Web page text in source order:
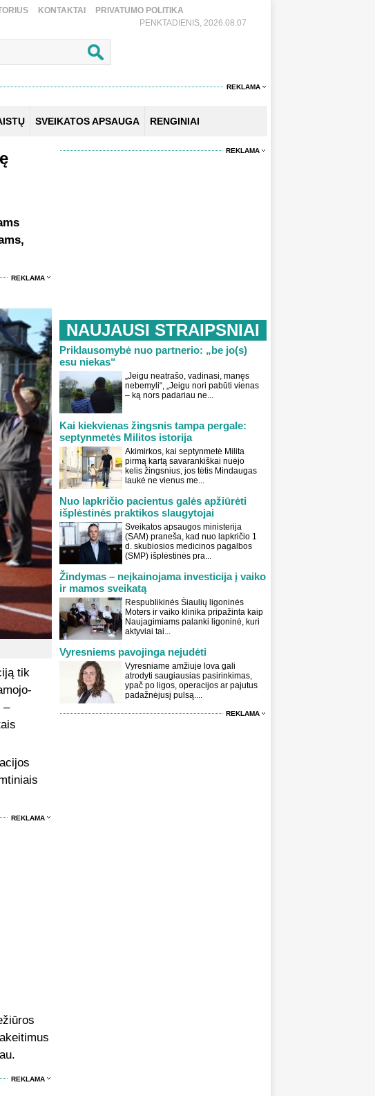
KONTAKTAI
PRIVATUMO POLITIKA
PENKTADIENIS, 2026.08.07
REKLAMA
SVEIKATOS APSAUGA RENGINIAI
REKLAMA
tik
–
REKLAMA
REKLAMA
REKLAMA
NAUJAUSI STRAIPSNIAI
Priklausomybė nuo partnerio: „be jo(s)
esu niekas“
„Jeigu neatrašo, vadinasi, manęs
nebemyli“, „Jeigu nori pabūti vienas
– ką nors padariau ne...
Kai kiekvienas žingsnis tampa pergale:
septynmetės Militos istorija
Akimirkos, kai septynmetė Milita
pirmą kartą savarankiškai nuėjo
kelis žingsnius, jos tėtis Mindaugas
laukė ne vienus me...
Nuo lapkričio pacientus galės apžiūrėti
išplėstinės praktikos slaugytojai
Sveikatos apsaugos ministerija
(SAM) praneša, kad nuo lapkričio 1
d. skubiosios medicinos pagalbos
(SMP) išplėstinės pra...
Žindymas – neįkainojama investicija į vaiko
ir mamos sveikatą
Respublikinės Šiaulių ligoninės
Moters ir vaiko klinika pripažinta kaip
Naujagimiams palanki ligoninė, kuri
aktyviai tai...
Vyresniems pavojinga nejudėti
Vyresniame amžiuje lova gali
atrodyti saugiausias pasirinkimas,
ypač po ligos, operacijos ar pajutus
padažnėjusį pulsą....
REKLAMA